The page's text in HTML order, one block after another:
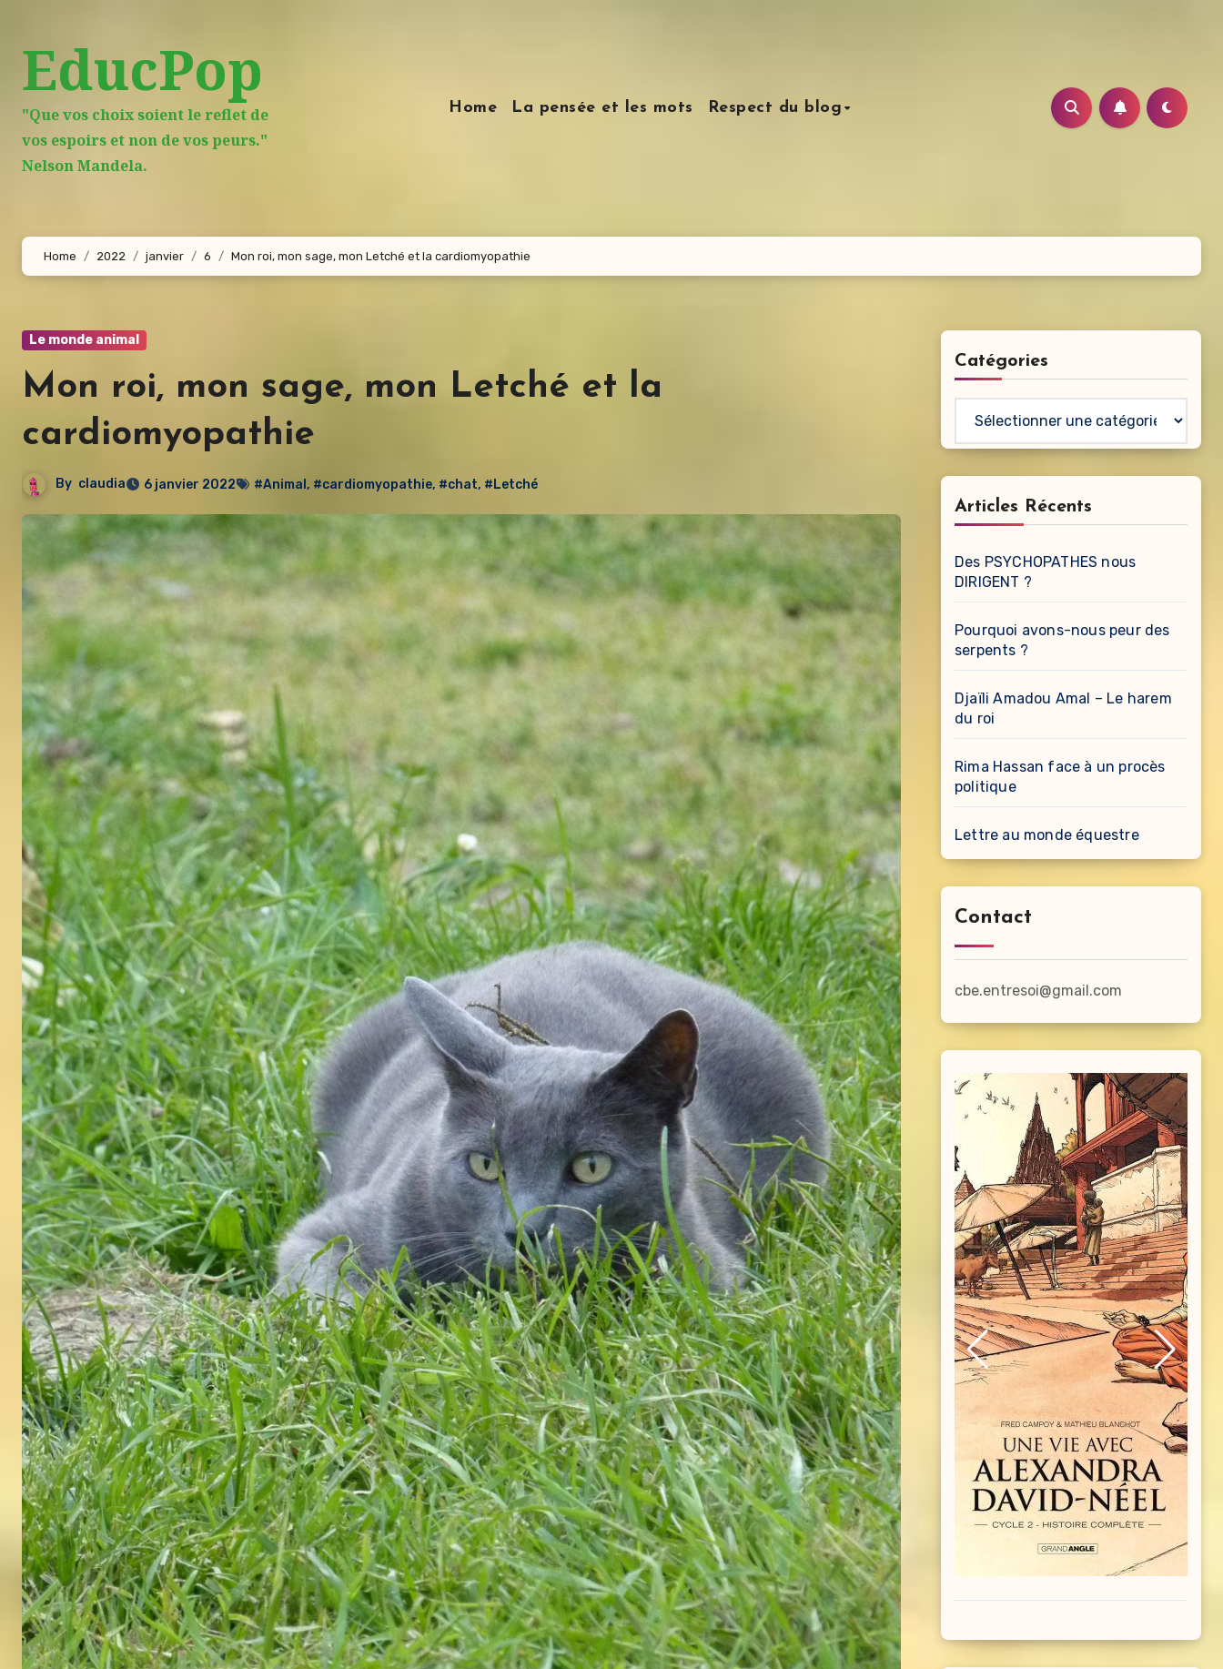
contenu
principal
EducPop
"Que vos choix soient le reflet de
vos espoirs et non de vos peurs."
Nelson Mandela.
Home La pensée et les mots Respect du blog
Home 2022 janvier 6 Mon roi, mon sage, mon Letché et la cardiomyopathie
Le monde animal
Mon roi, mon sage, mon Letché et la
cardiomyopathie
By claudia 6 janvier 2022 #Animal , #cardiomyopathie, #chat, #Letché
Catégories
Articles Récents
Des PSYCHOPATHES nous
DIRIGENT ?
Pourquoi avons-nous peur des
serpents ?
Djaïli Amadou Amal – Le harem
du roi
Rima Hassan face à un procès
politique
Lettre au monde équestre
Contact
cbe.entresoi@gmail.com